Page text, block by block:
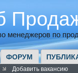
менеджеров по
ФОРУМ
Добавить вакансию